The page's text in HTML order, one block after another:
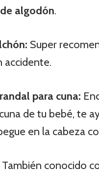
algodón.
Super
accidente.
para cuna:
de tu bebé, te
en la cabeza
También conocido